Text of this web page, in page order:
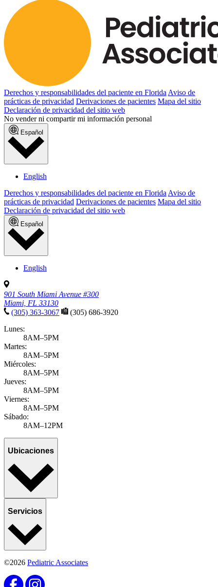
Derechos y responsabilidades del paciente en Florida Aviso de
prácticas de privacidad Derivaciones de pacientes Mapa del sitio
Declaración de privacidad del sitio web
No vender ni compartir mi información personal
Español
English
Derechos y responsabilidades del paciente en Florida Aviso de
prácticas de privacidad Derivaciones de pacientes Mapa del sitio
Declaración de privacidad del sitio web
Español
English
901 South Miami Avenue #300
Miami, FL 33130
(305) 363-3067
(305) 686-3920
Lunes:
8AM–5PM
Martes:
8AM–5PM
Miércoles:
8AM–5PM
Jueves:
8AM–5PM
Viernes:
8AM–5PM
Sábado:
8AM–12PM
Ubicaciones
Servicios
©2026 Pediatric Associates